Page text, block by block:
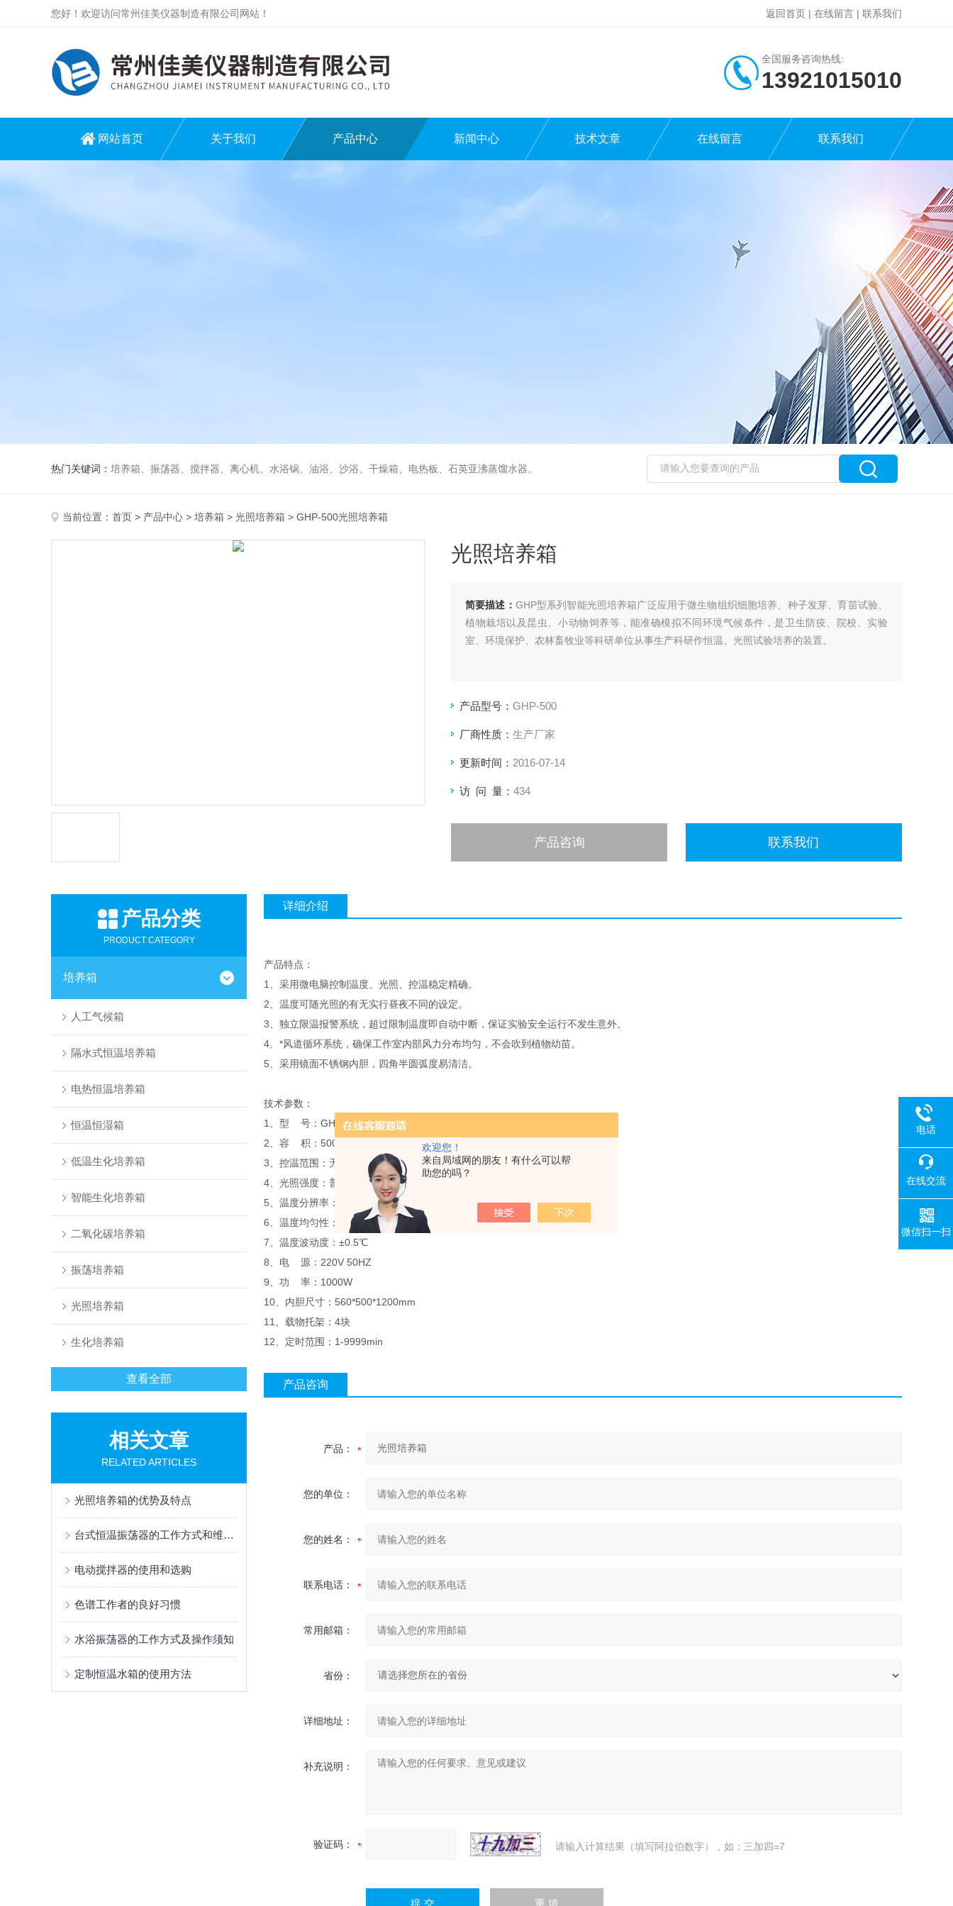
欢迎您！
来自局域网的朋友！有什么可以帮
助您的吗？
您好！欢迎访问常州佳美仪器制造有限公司网站！ 返回首页 | 在线留言 | 联系我们
全国服务咨询热线:
13921015010
网站首页 关于我们 产品中心 新闻中心 技术文章 在线留言 联系我们
热门关键词： 培养箱、振荡器、搅拌器、离心机、水浴锅、油浴、沙浴、干燥箱、电热板、石英亚沸蒸馏水器。
当前位置： 首页 > 产品中心 > 培养箱 > 光照培养箱 > GHP-500光照培养箱
光照培养箱
简要描述： GHP型系列智能光照培养箱广泛应用于微生物组织细胞培养、种子发芽、育苗试验、
植物栽培以及昆虫、小动物饲养等，能准确模拟不同环境气候条件，是卫生防疫、院校、实验
室、环境保护、农林畜牧业等科研单位从事生产科研作恒温、光照试验培养的装置。
产品型号： GHP-500
厂商性质： 生产厂家
更新时间： 2016-07-14
访 问 量： 434
产品咨询 联系我们
产品分类
PRODUCT CATEGORY
培养箱
人工气候箱
隔水式恒温培养箱
电热恒温培养箱
恒温恒湿箱
低温生化培养箱
智能生化培养箱
二氧化碳培养箱
振荡培养箱
光照培养箱
生化培养箱
查看全部
相关文章
RELATED ARTICLES
光照培养箱的优势及特点
台式恒温振荡器的工作方式和维护保养知识
电动搅拌器的使用和选购
色谱工作者的良好习惯
水浴振荡器的工作方式及操作须知
定制恒温水箱的使用方法
详细介绍
产品特点：
1、采用微电脑控制温度、光照、控温稳定精确。
2、温度可随光照的有无实行昼夜不同的设定。
3、独立限温报警系统，超过限制温度即自动中断，保证实验安全运行不发生意外。
4、*风道循环系统，确保工作室内部风力分布均匀，不会吹到植物幼苗。
5、采用镜面不锈钢内胆，四角半圆弧度易清洁。
技术参数：
1、型 号：GHP-500
2、容 积：500L
3、控温范围：无光照 5～50℃ 有光照10～50℃
4、光照强度：普光0～6000lx五级可调 强光0～12000LX五级可调
5、温度分辨率：0.1℃
6、温度均匀性：±1℃
7、温度波动度：±0.5℃
8、电 源：220V 50HZ
9、功 率：1000W
10、内胆尺寸：560*500*1200mm
11、载物托架：4块
12、定时范围：1-9999min
产品咨询
产品：
您的单位：
您的姓名：
联系电话：
常用邮箱：
省份：
详细地址：
补充说明：
验证码： 请输入计算结果（填写阿拉伯数字），如：三加四=7
电话
在线交流
微信扫一扫